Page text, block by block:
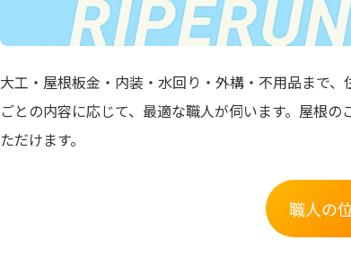
大工・屋根板金・内装・水回り・外構・不用品まで
ごとの内容に応じて、最適な職人が伺います。屋根
ただけます。
職人の